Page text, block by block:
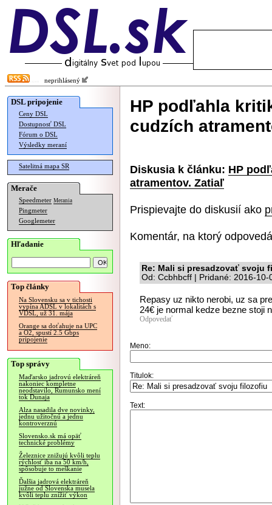
neprihlásený
DSL pripojenie
Ceny DSL
Dostupnosť DSL
Fórum o DSL
Výsledky meraní
Satelitná mapa SR
Merače
Speedmeter Merania
Pingmeter
Googlemeter
Hľadanie
Top články
Na Slovensku sa v tichosti
vypína ADSL v lokalitách s
VDSL, už 31. mája
Orange sa doťahuje na UPC
a O2, spustí 2.5 Gbps
pripojenie
Top správy
Maďarsko jadrovú elektráreň
nakoniec kompletne
neodstavilo, Rumunsko mení
tok Dunaja
Alza nasadila dve novinky,
jednu užitočnú a jednu
kontroverznú
Slovensko.sk má opäť
technické problémy
Železnice znižujú kvôli teplu
rýchlosť iba na 50 km/h,
spôsobuje to meškanie
Ďalšia jadrová elektráreň
južne od Slovenska musela
kvôli teplu znížiť výkon
HP podľahla
cudzích
Diskusia k článku: HP
atramentov. Zatiaľ
Prispievajte do diskusií ako
Komentár, na ktorý
Re: Mali si presadzovať svoju
Od: Ccbhbcff | Pridané: 2016-10-
Repasy uz nikto nerobi, uz sa
24€ je normal kedze bezne stoji
Odpovedať
Meno:
Titulok:
Text: